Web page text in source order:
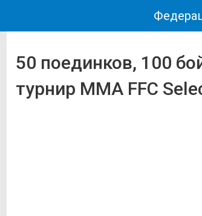
50 поединков, 100
турнир MMA FFC